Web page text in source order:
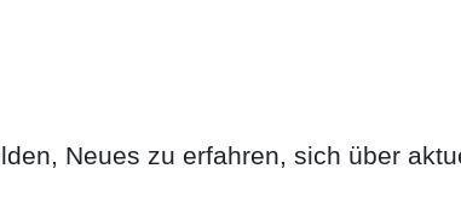
Neues zu erfahren, sich über